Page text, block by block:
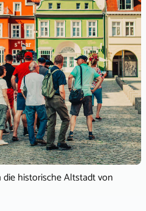
historische Altstadt von